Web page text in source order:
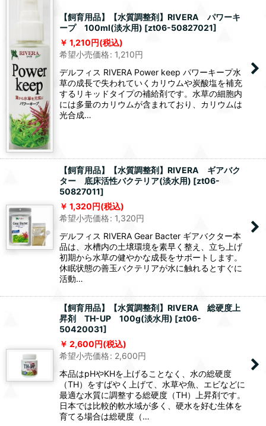
【飼育用品】【水質調整剤】RIVERA パワーキ
ープ 100ml(淡水用) [zt06-50827021]
1,210円(税込)
希望小売価格: 1,210円
デルフィス RIVERA Power keep パワーキープ水
草の成長で失われていくカリウムや炭酸塩を補充
するリキッドタイプの補給剤です。水草の細胞内
には多量のカリウムが含まれており、カリウムは
光合成…
【飼育用品】【水質調整剤】RIVERA ギアバク
ター 底床活性バクテリア(淡水用) [zt06-
50827011]
1,320円(税込)
希望小売価格: 1,320円
デルフィス RIVERA Gear Bacter ギアバクター本
品は、水槽内の土壌環境を素早く整え、立ち上げ
初期から水草の健やかな成長をサポートします。
休眠状態の善玉バクテリアが水に触れるとすぐに
活動…
【飼育用品】【水質調整剤】RIVERA 総硬度上
昇剤 TH-UP 100g(淡水用) [zt06-
50420031]
2,600円(税込)
希望小売価格: 2,600円
本品はpHやKHを上げることなく、水の総硬度
（TH）をすばやく上げて、水草や魚、エビなどに
最適な水質に調整する総硬度（TH）上昇剤です。
日本では比較的軟水域が多く、硬水を好む生体を
育てる場合は総硬度（…